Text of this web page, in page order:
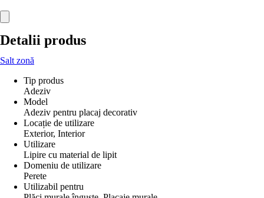
Detalii produs
Salt zonă
Tip produs
Adeziv
Model
Adeziv pentru placaj decorativ
Locație de utilizare
Exterior, Interior
Utilizare
Lipire cu material de lipit
Domeniu de utilizare
Perete
Utilizabil pentru